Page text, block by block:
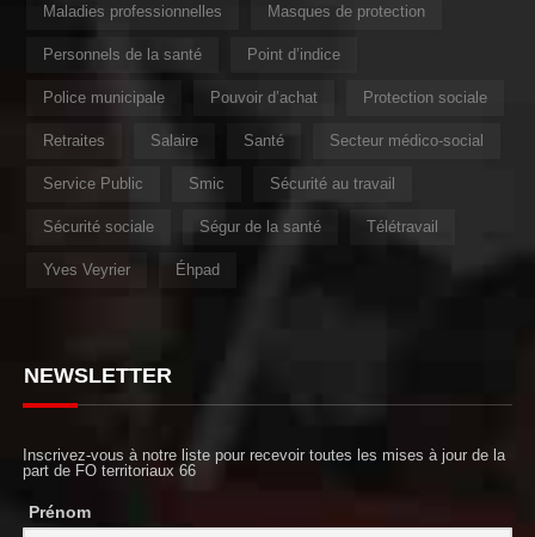
Maladies professionnelles Masques de protection
Personnels de la santé Point d’indice
Police municipale Pouvoir d’achat Protection sociale
Retraites Salaire Santé Secteur médico-social
Service Public Smic Sécurité au travail
Sécurité sociale Ségur de la santé Télétravail
Yves Veyrier Éhpad
NEWSLETTER
Inscrivez-vous à notre liste pour recevoir toutes les mises à jour de la
part de FO territoriaux 66
Prénom